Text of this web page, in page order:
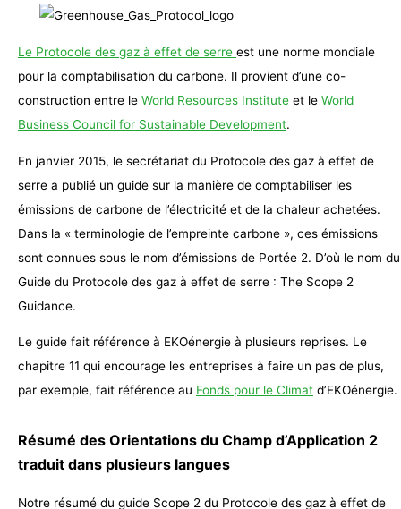
Le Protocole des gaz à effet de serre est une norme mondiale
pour la comptabilisation du carbone. Il provient d’une co-
construction entre le World Resources Institute et le World
Business Council for Sustainable Development.
En janvier 2015, le secrétariat du Protocole des gaz à effet de
serre a publié un guide sur la manière de comptabiliser les
émissions de carbone de l’électricité et de la chaleur achetées.
Dans la « terminologie de l’empreinte carbone », ces émissions
sont connues sous le nom d’émissions de Portée 2. D’où le nom du
Guide du Protocole des gaz à effet de serre : The Scope 2
Guidance.
Le guide fait référence à EKOénergie à plusieurs reprises. Le
chapitre 11 qui encourage les entreprises à faire un pas de plus,
par exemple, fait référence au Fonds pour le Climat d’EKOénergie.
Résumé des Orientations du Champ d’Application 2
traduit dans plusieurs langues
Notre résumé du guide Scope 2 du Protocole des gaz à effet de